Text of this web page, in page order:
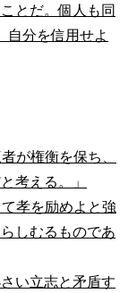
とだ。個人も同
自分を信用せよ
が権衡を保ち、
考える。」
孝を励めよと強
しむるものであ
い立志と矛盾す